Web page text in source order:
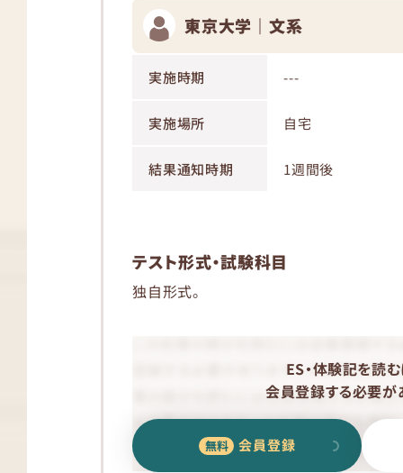
東京大学｜文系
実施時期 ---
実施場所 自宅
結果通知時期 1週間後
テスト形式・試験科目
独自形式。
ES・体験記を読む
会員登録する必要が
会員登録